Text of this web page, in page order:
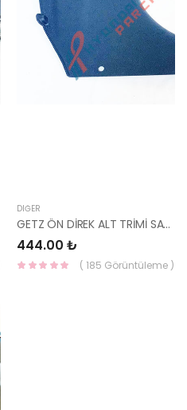
DIĞER
GETZ ÖN DİREK ALT TRİMİ SAĞ 2004- 85824-1C000BJ-HMC
444.00 ₺
( 185 Görüntüleme )